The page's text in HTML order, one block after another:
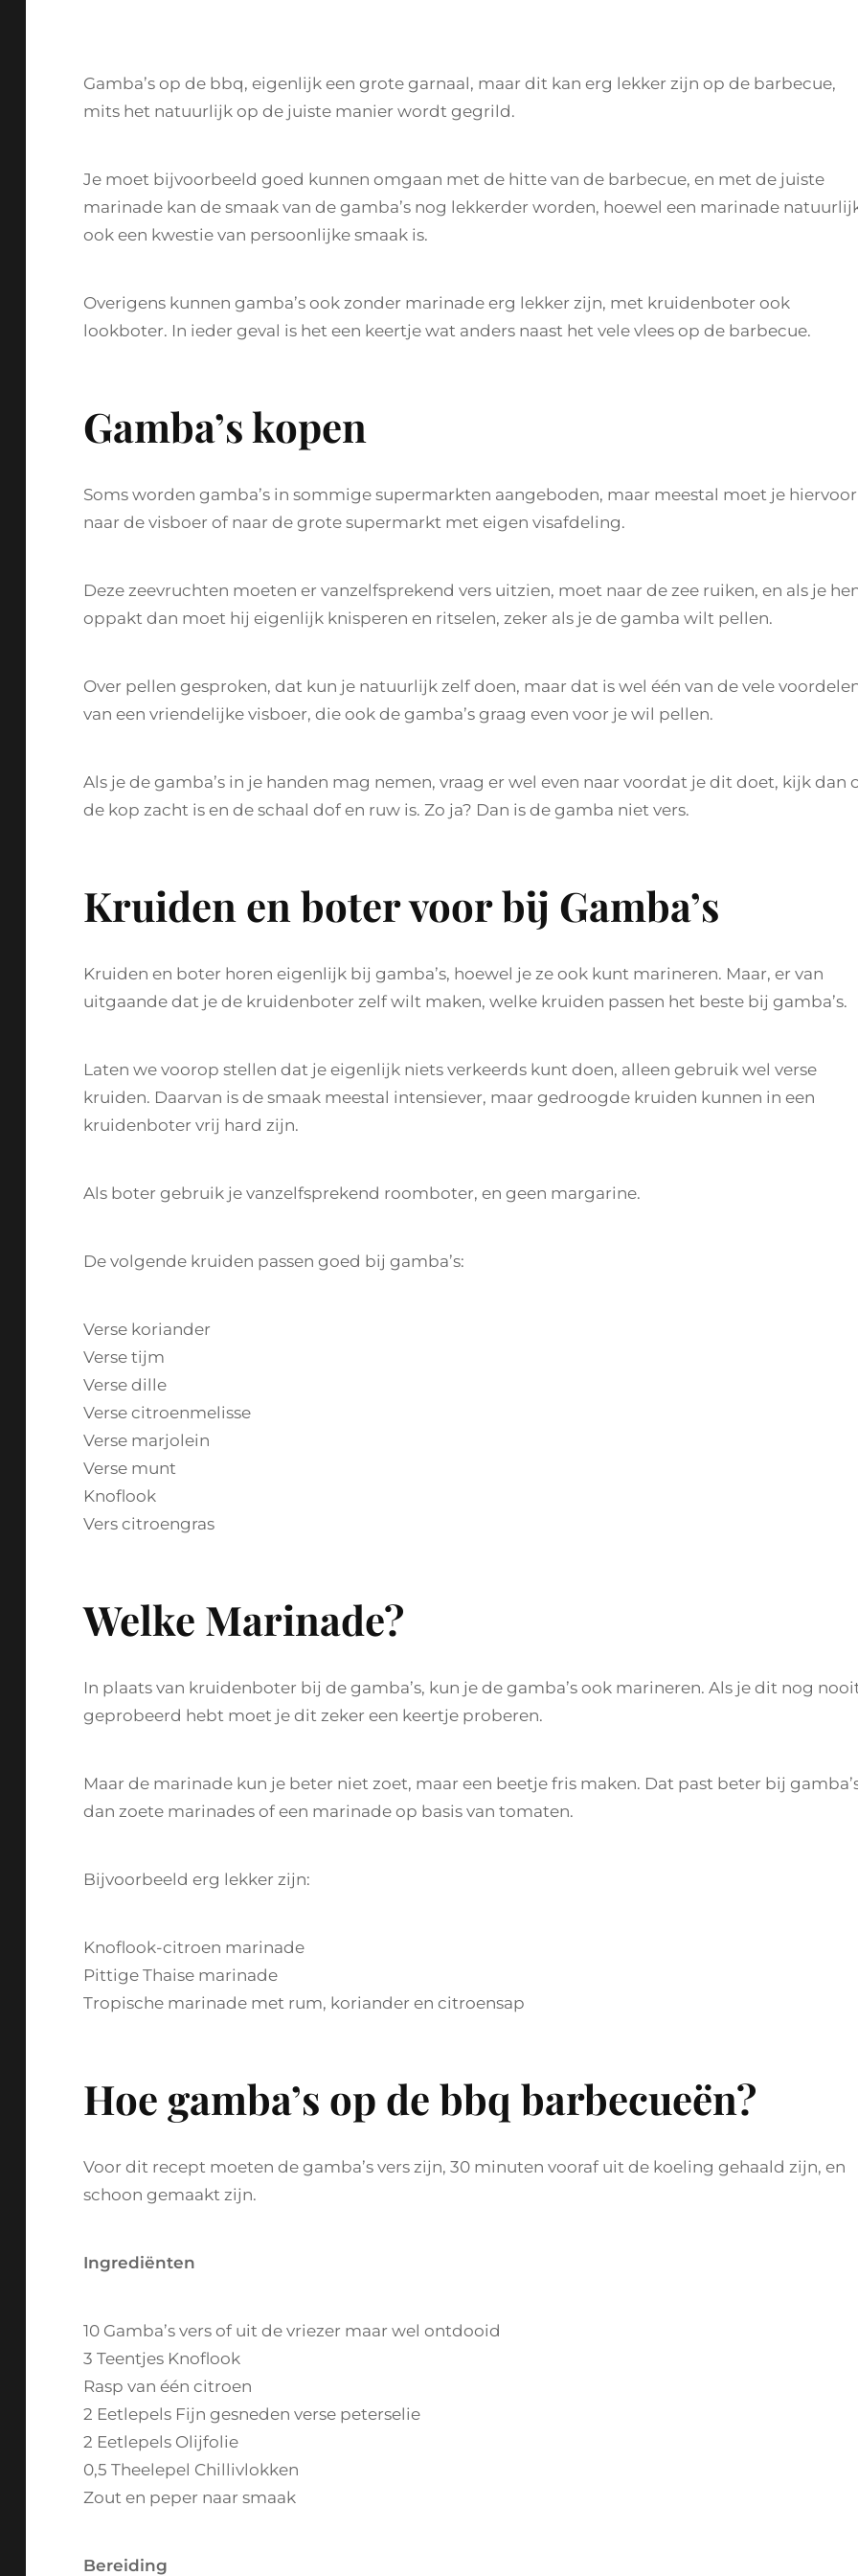
Gamba’s op de bbq, eigenlijk een grote garnaal, maar dit kan erg lekker zijn op de barbecue,
mits het natuurlijk op de juiste manier wordt gegrild.
Je moet bijvoorbeeld goed kunnen omgaan met de hitte van de barbecue, en met de juiste
marinade kan de smaak van de gamba’s nog lekkerder worden, hoewel een marinade
ook een kwestie van persoonlijke smaak is.
Overigens kunnen gamba’s ook zonder marinade erg lekker zijn, met kruidenboter ook
lookboter. In ieder geval is het een keertje wat anders naast het vele vlees op de barbecue.
Gamba’s kopen
Soms worden gamba’s in sommige supermarkten aangeboden, maar meestal moet je hiervoor
naar de visboer of naar de grote supermarkt met eigen visafdeling.
Deze zeevruchten moeten er vanzelfsprekend vers uitzien, moet naar de zee ruiken, en als je
oppakt dan moet hij eigenlijk knisperen en ritselen, zeker als je de gamba wilt pellen.
Over pellen gesproken, dat kun je natuurlijk zelf doen, maar dat is wel één van de vele
van een vriendelijke visboer, die ook de gamba’s graag even voor je wil pellen.
Als je de gamba’s in je handen mag nemen, vraag er wel even naar voordat je dit doet, kijk dan
de kop zacht is en de schaal dof en ruw is. Zo ja? Dan is de gamba niet vers.
Kruiden en boter voor bij Gamba’s
Kruiden en boter horen eigenlijk bij gamba’s, hoewel je ze ook kunt marineren. Maar, er van
uitgaande dat je de kruidenboter zelf wilt maken, welke kruiden passen het beste bij gamba’s.
Laten we voorop stellen dat je eigenlijk niets verkeerds kunt doen, alleen gebruik wel verse
kruiden. Daarvan is de smaak meestal intensiever, maar gedroogde kruiden kunnen in een
kruidenboter vrij hard zijn.
Als boter gebruik je vanzelfsprekend roomboter, en geen margarine.
De volgende kruiden passen goed bij gamba’s:
Verse koriander
Verse tijm
Verse dille
Verse citroenmelisse
Verse marjolein
Verse munt
Knoflook
Vers citroengras
Welke Marinade?
In plaats van kruidenboter bij de gamba’s, kun je de gamba’s ook marineren. Als je dit nog
geprobeerd hebt moet je dit zeker een keertje proberen.
Maar de marinade kun je beter niet zoet, maar een beetje fris maken. Dat past beter bij
dan zoete marinades of een marinade op basis van tomaten.
Bijvoorbeeld erg lekker zijn:
Knoflook-citroen marinade
Pittige Thaise marinade
Tropische marinade met rum, koriander en citroensap
Hoe gamba’s op de bbq barbecueën?
Voor dit recept moeten de gamba’s vers zijn, 30 minuten vooraf uit de koeling gehaald zijn, en
schoon gemaakt zijn.
Ingrediënten
10 Gamba’s vers of uit de vriezer maar wel ontdooid
3 Teentjes Knoflook
Rasp van één citroen
2 Eetlepels Fijn gesneden verse peterselie
2 Eetlepels Olijfolie
0,5 Theelepel Chillivlokken
Zout en peper naar smaak
Bereiding